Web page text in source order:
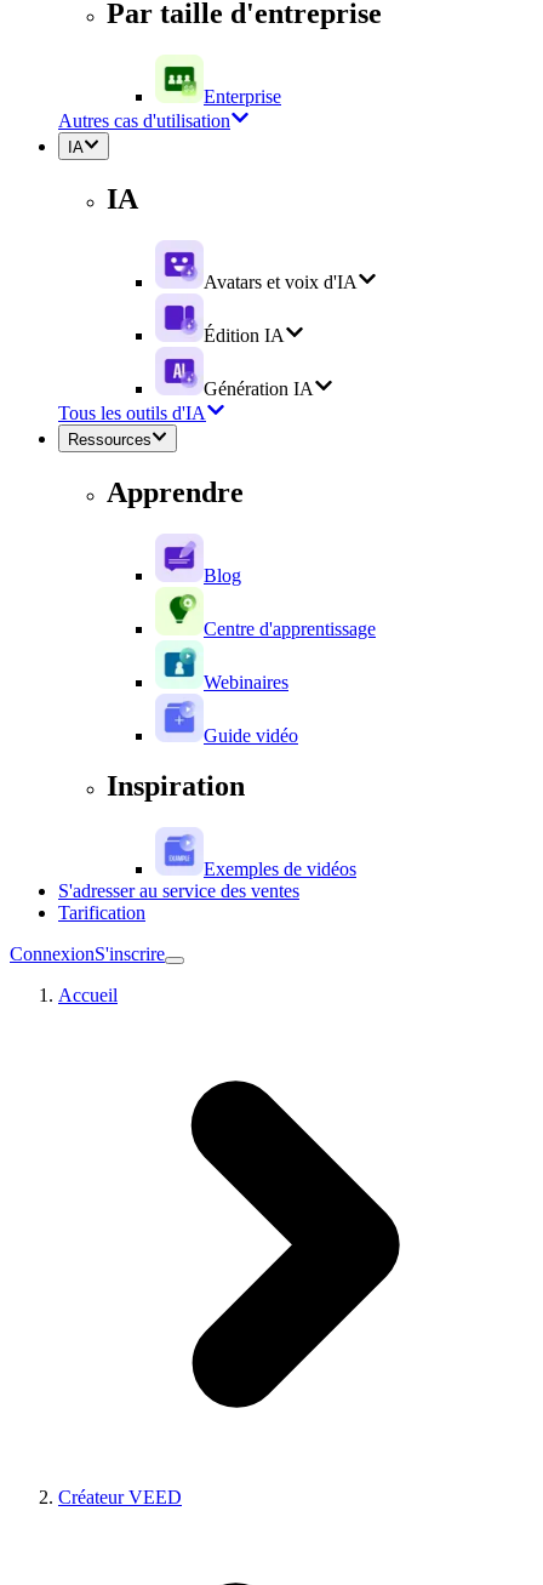
Par taille d'entreprise
Enterprise
Autres cas d'utilisation
IA
IA
Avatars et voix d'IA
Édition IA
Génération IA
Tous les outils d'IA
Ressources
Apprendre
Blog
Centre d'apprentissage
Webinaires
Guide vidéo
Inspiration
Exemples de vidéos
S'adresser au service des ventes
Tarification
ConnexionS'inscrire
Accueil
Créateur VEED